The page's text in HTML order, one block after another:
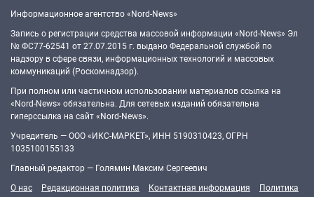
Информационное агентство «Nord-News»
Запись о регистрации средства массовой информации «Nord-News» Эл
№ ФС77-62541 от 27.07.2015 г. выдано Федеральной службой по
надзору в сфере связи, информационных технологий и массовых
коммуникаций (Роскомнадзор).
При полном или частичном использовании материалов ссылка на
«Nord-News» обязательна. Для сетевых изданий обязательна
гиперссылка на сайт «Nord-News».
Учредитель — ООО «ИКС-МАРКЕТ», ИНН 5190310423, ОГРН
1035100155133
Главный редактор — Голямин Максим Сергеевич
О нас
Редакционная политика Контактная информация
Политика